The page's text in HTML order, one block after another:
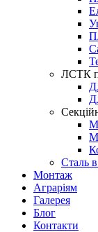
ЛСТК
Сталь
Монтаж
Аграріям
Галерея
Блог
Контакти